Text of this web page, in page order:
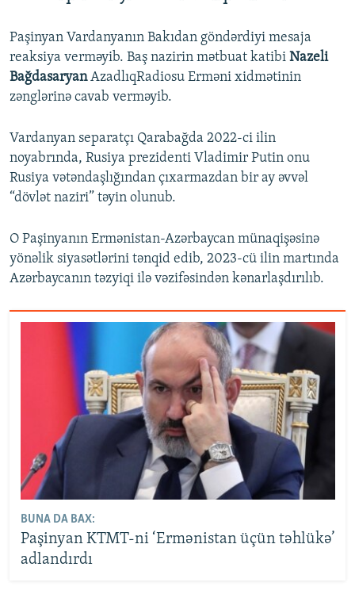
Paşinyan Vardanyanın Bakıdan göndərdiyi mesaja
reaksiya verməyib. Baş nazirin mətbuat katibi Nazeli
BağdasaryanAzadlıqRadiosu Erməni xidmətinin
zənglərinə cavab verməyib.
Vardanyan separatçı Qarabağda 2022-ci ilin
noyabrında, Rusiya prezidenti Vladimir Putin onu
Rusiya vətəndaşlığından çıxarmazdan bir ay əvvəl
“dövlət naziri” təyin olunub.
O Paşinyanın Ermənistan-Azərbaycan münaqişəsinə
yönəlik siyasətlərini tənqid edib, 2023-cü ilin martında
Azərbaycanın təzyiqi ilə vəzifəsindən kənarlaşdırılıb.
BUNA DA BAX:
Paşinyan KTMT-ni ‘Ermənistan üçün təhlükə’
adlandırdı